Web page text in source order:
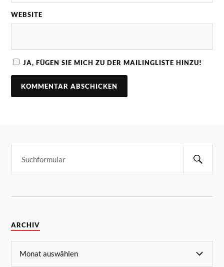
WEBSITE
JA, FÜGEN SIE MICH ZU DER MAILINGLISTE HINZU!
ARCHIV